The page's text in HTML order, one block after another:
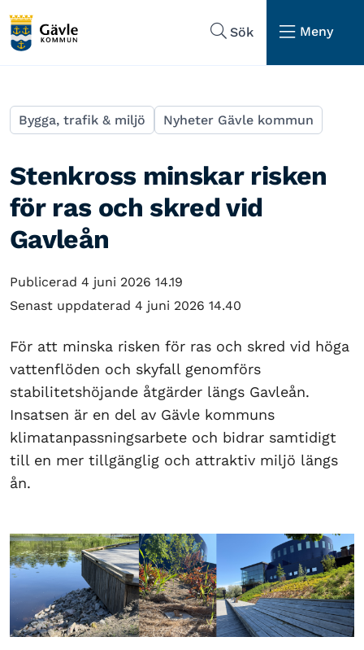
Sök
Meny
Bygga, trafik & miljö Nyheter Gävle kommun
Stenkross minskar risken
för ras och skred vid
Gavleån
Publicerad 4 juni 2026 14.19
Senast uppdaterad 4 juni 2026 14.40
För att minska risken för ras och skred vid höga
vattenflöden och skyfall genomförs
stabilitetshöjande åtgärder längs Gavleån.
Insatsen är en del av Gävle kommuns
klimatanpassningsarbete och bidrar samtidigt
till en mer tillgänglig och attraktiv miljö längs
ån.